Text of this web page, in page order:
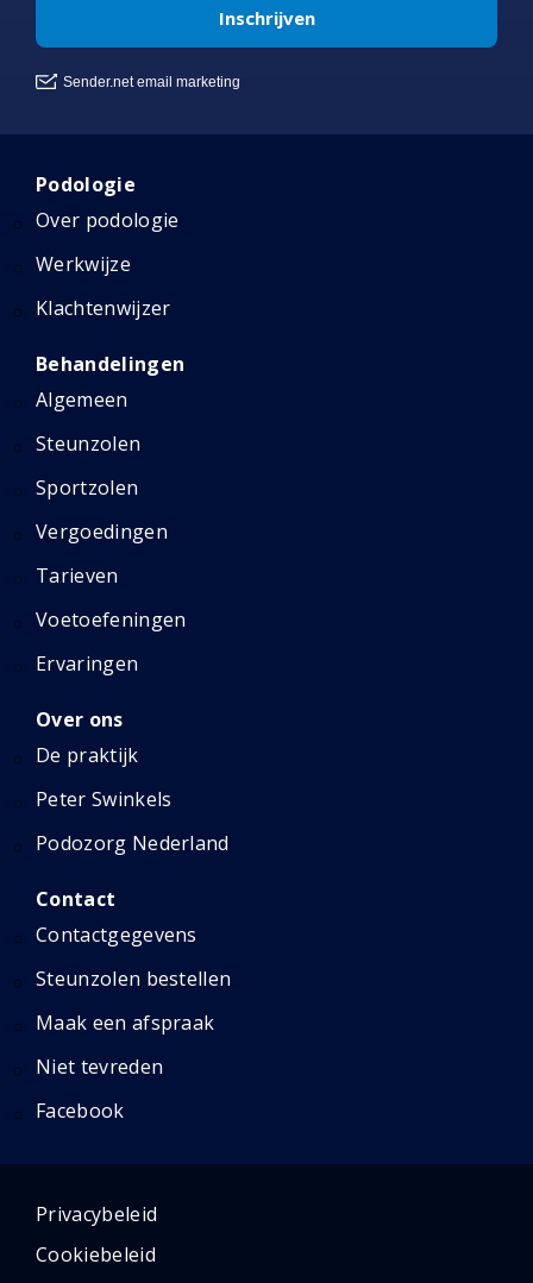
Podologie
Over podologie
Werkwijze
Klachtenwijzer
Behandelingen
Algemeen
Steunzolen
Sportzolen
Vergoedingen
Tarieven
Voetoefeningen
Ervaringen
Over ons
De praktijk
Peter Swinkels
Podozorg Nederland
Contact
Contactgegevens
Steunzolen bestellen
Maak een afspraak
Niet tevreden
Facebook
Privacybeleid
Cookiebeleid